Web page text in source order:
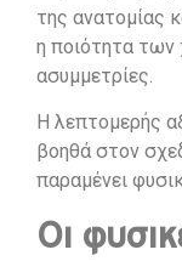
της ανατομίας
η ποιότητα των
ασυμμετρίες.
Η λεπτομερής
βοηθά στον
παραμένει
Οι